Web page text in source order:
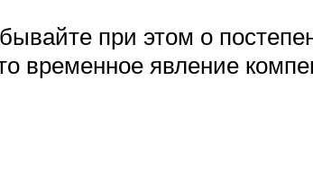
при этом о
временное явление